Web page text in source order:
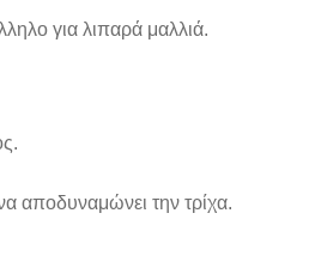
για λιπαρά μαλλιά.
αποδυναμώνει την τρίχα.